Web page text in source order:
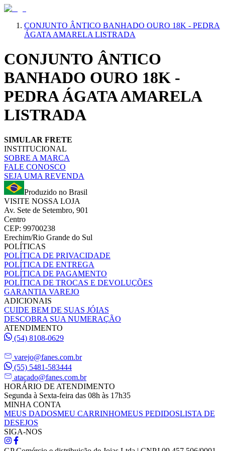
CONJUNTO ÂNTICO BANHADO OURO 18K - PEDRA
ÁGATA AMARELA LISTRADA
CONJUNTO ÂNTICO
BANHADO OURO 18K -
PEDRA ÁGATA AMARELA
LISTRADA
SIMULAR FRETE
INSTITUCIONAL
SOBRE A MARCA
FALE CONOSCO
SEJA UMA REVENDA
Produzido no Brasil
VISITE NOSSA LOJA
Av. Sete de Setembro, 901
Centro
CEP: 99700238
Erechim/Rio Grande do Sul
POLÍTICAS
POLÍTICA DE PRIVACIDADE
POLÍTICA DE ENTREGA
POLÍTICA DE PAGAMENTO
POLÍTICA DE TROCAS E DEVOLUÇÕES
GARANTIA VAREJO
ADICIONAIS
CUIDE BEM DE SUAS JÓIAS
DESCOBRA SUA NUMERAÇÃO
ATENDIMENTO
(54) 8108-0629
varejo@fanes.com.br
(55) 5481-583444
atacado@fanes.com.br
HORÁRIO DE ATENDIMENTO
Segunda à Sexta-feira das 08h às 17h35
MINHA CONTA
MEUS DADOSMEU CARRINHOMEUS PEDIDOSLISTA DE
DESEJOS
SIGA-NOS